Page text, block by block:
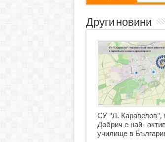
Други новини
СУ "Л. Каравелов",
Добрич е най-
училище в